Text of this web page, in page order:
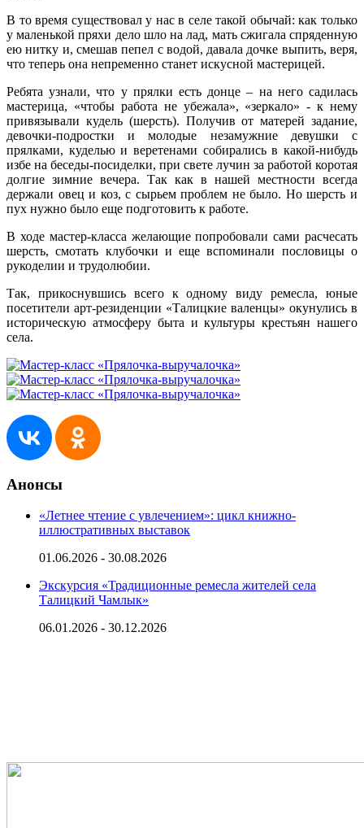
В то время существовал у нас в селе такой обычай: как только
у маленькой пряхи дело шло на лад, мать сжигала спряденную
ею нитку и, смешав пепел с водой, давала дочке выпить, веря,
что теперь она непременно станет искусной мастерицей.
Ребята узнали, что у прялки есть донце – на него садилась
мастерица, «чтобы работа не убежала», «зеркало» - к нему
привязывали кудель (шерсть). Получив от матерей задание,
девочки-подростки и молодые незамужние девушки с
прялками, куделью и веретенами собирались в какой-нибудь
избе на беседы-посиделки, при свете лучин за работой коротая
долгие зимние вечера. Так как в нашей местности всегда
держали овец и коз, с сырьем проблем не было. Но шерсть и
пух нужно было еще подготовить к работе.
В ходе мастер-класса желающие попробовали сами расчесать
шерсть, смотать клубочки и еще вспоминали пословицы о
рукоделии и трудолюбии.
Так, прикоснувшись всего к одному виду ремесла, юные
посетители арт-резиденции «Талицкие валенцы» окунулись в
историческую атмосферу быта и культуры крестьян нашего
села.
Анонсы
«Летнее чтение с увлечением»: цикл книжно-
иллюстративных выставок
01.06.2026 - 30.08.2026
Экскурсия «Традиционные ремесла жителей села
Талицкий Чамлык»
06.01.2026 - 30.12.2026